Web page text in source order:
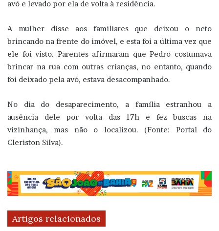
avó e levado por ela de volta à residência.
A mulher disse aos familiares que deixou o neto
brincando na frente do imóvel, e esta foi a última vez que
ele foi visto. Parentes afirmaram que Pedro costumava
brincar na rua com outras crianças, no entanto, quando
foi deixado pela avó, estava desacompanhado.
No dia do desaparecimento, a família estranhou a
ausência dele por volta das 17h e fez buscas na
vizinhança, mas não o localizou. (Fonte: Portal do
Cleriston Silva).
Artigos relacionados